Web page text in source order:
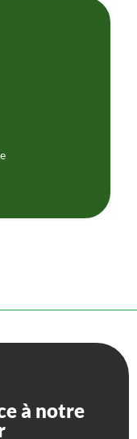
vous déposera
sécurité.
Lijn
à notre
à notre